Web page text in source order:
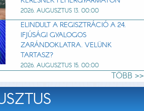
2026. AUGUSZTUS 13. 00:00
ELINDULT A REGISZTRÁCIÓ A 24.
IFJÚSÁGI GYALOGOS
ZARÁNDOKLATRA. VELÜNK
TARTASZ?
2026. AUGUSZTUS 15. 00:00
TÖBB >>